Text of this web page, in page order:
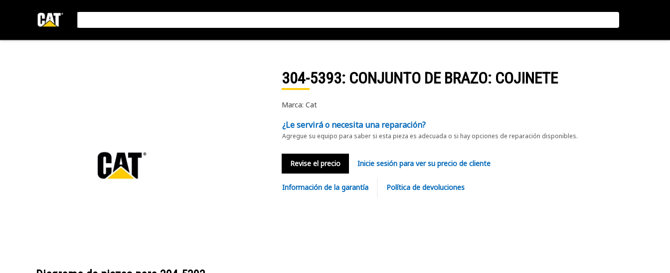
304-5393: CONJUNTO DE BRAZO: COJINETE
Marca: Cat
¿Le servirá o necesita una reparación?
Agregue su equipo para saber si esta pieza es adecuada o si hay opciones de reparación disponibles.
Revise el precio Inicie sesión para ver su precio de cliente
Información de la garantía Política de devoluciones